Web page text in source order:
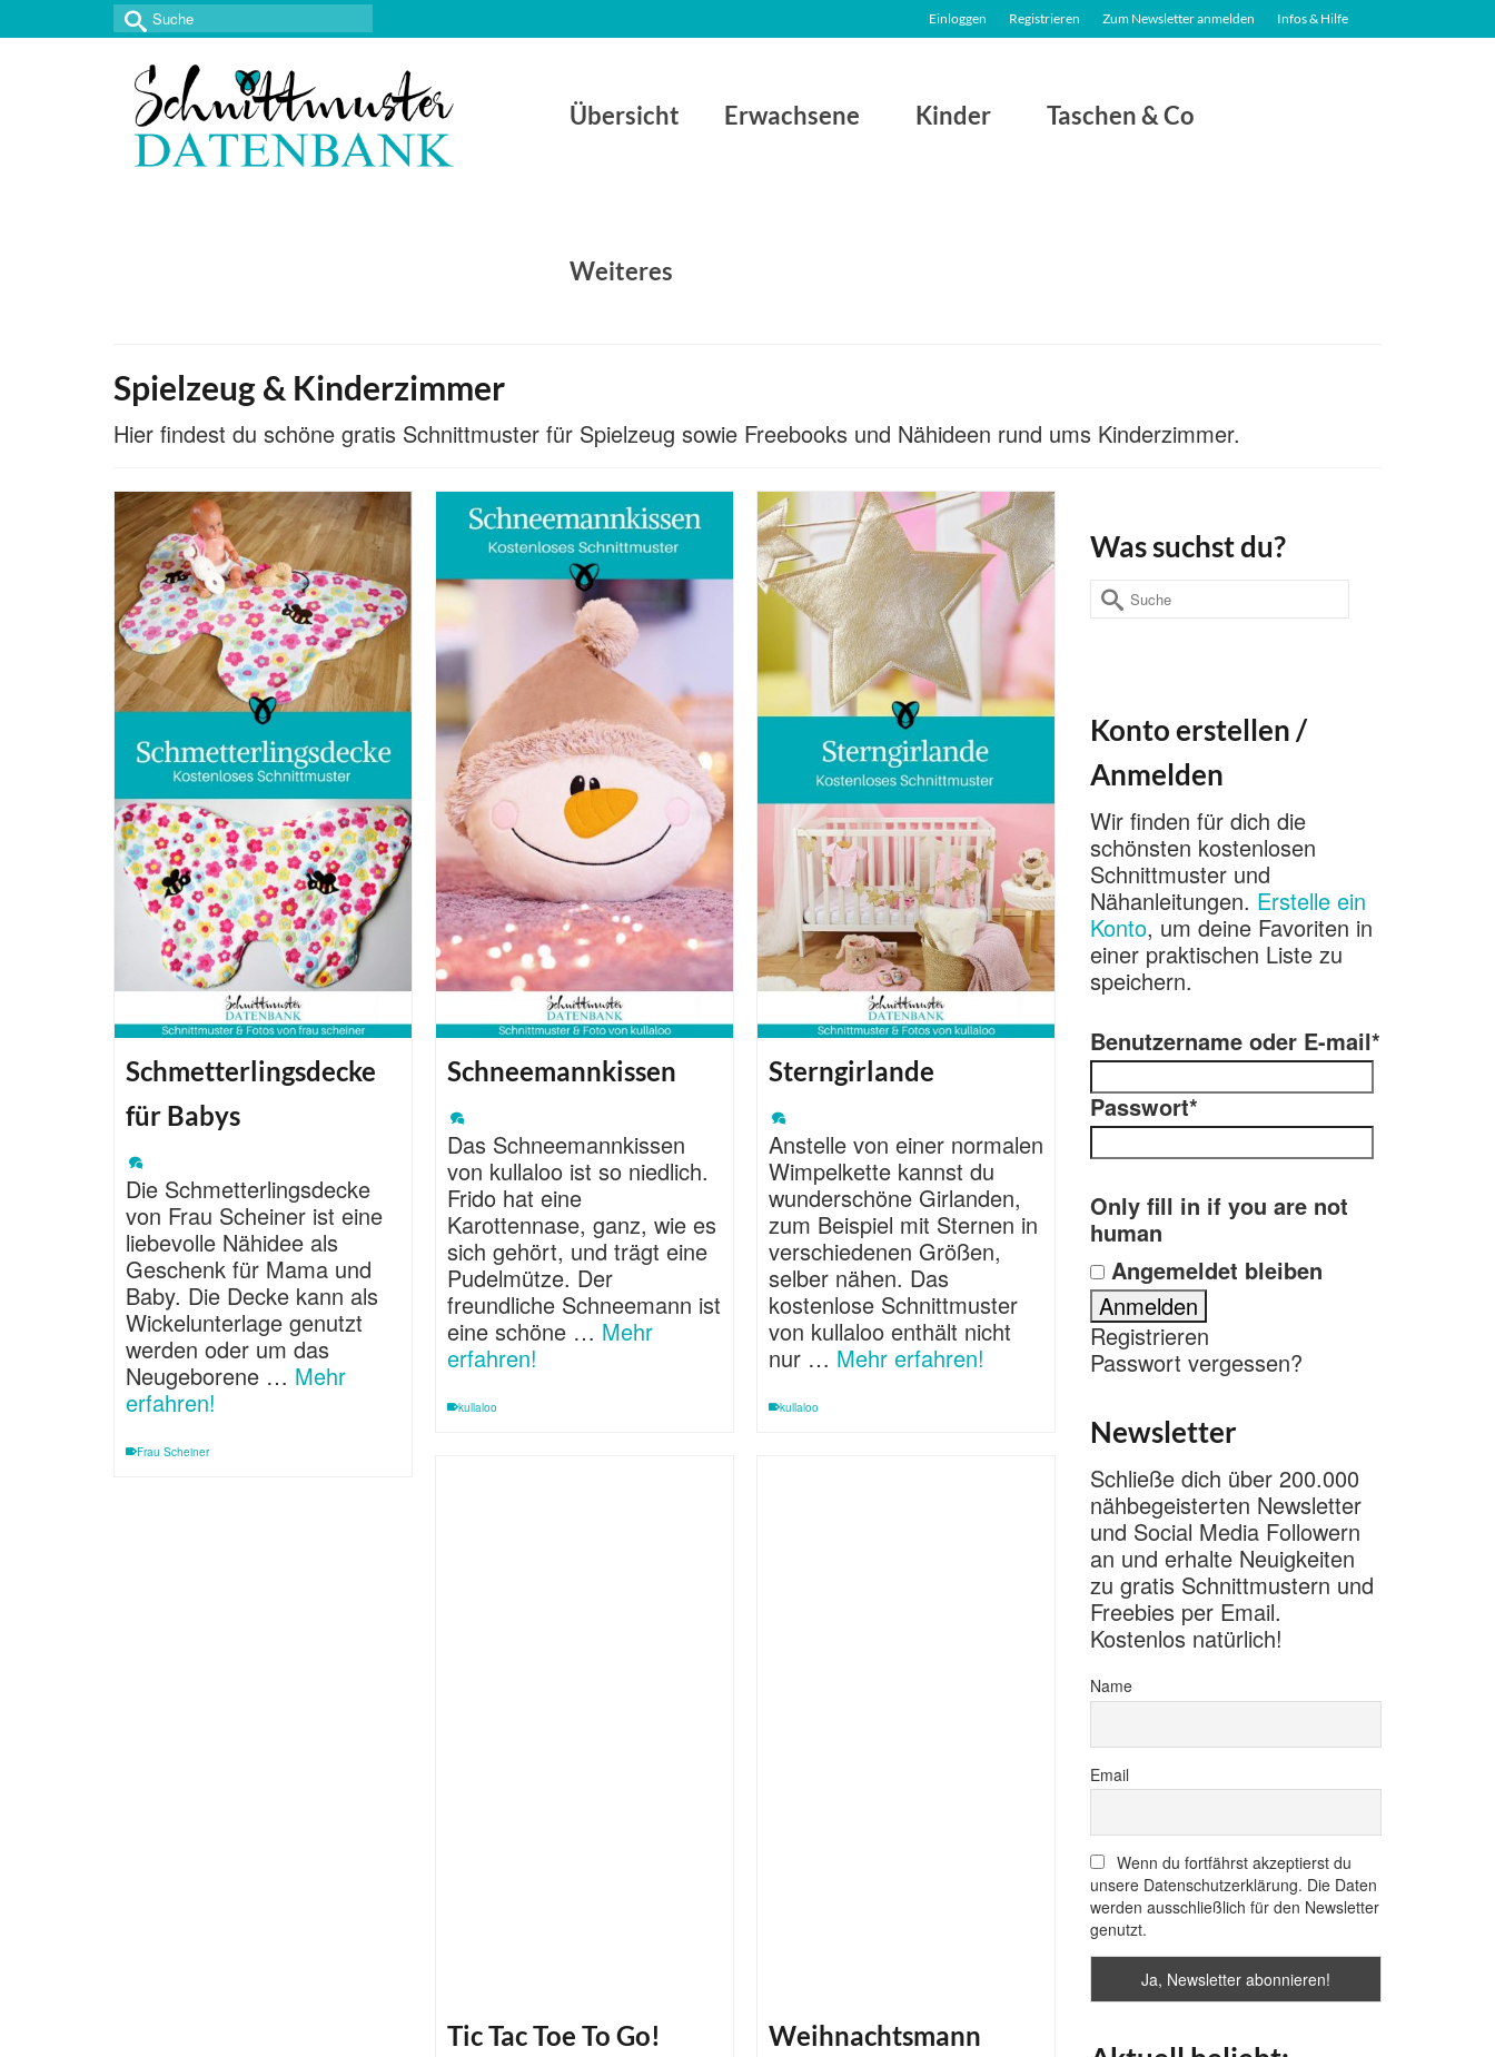
Einloggen Registrieren Zum Newsletter anmelden Infos & Hilfe
Suche
nach:
Übersicht Erwachsene Kinder Taschen & Co
Weiteres
Spielzeug & Kinderzimmer
Hier findest du schöne gratis Schnittmuster für Spielzeug sowie Freebooks und Nähideen rund ums Kinderzimmer.
Schmetterlingsdecke
für Babys
Die Schmetterlingsdecke
von Frau Scheiner ist eine
liebevolle Nähidee als
Geschenk für Mama und
Baby. Die Decke kann als
Wickelunterlage genutzt
werden oder um das
Neugeborene … Mehr
erfahren!
Frau Scheiner
Schneemannkissen
Das Schneemannkissen
von kullaloo ist so niedlich.
Frido hat eine
Karottennase, ganz, wie es
sich gehört, und trägt eine
Pudelmütze. Der
freundliche Schneemann ist
eine schöne … Mehr
erfahren!
kullaloo
Sterngirlande
Anstelle von einer normalen
Wimpelkette kannst du
wunderschöne Girlanden,
zum Beispiel mit Sternen in
verschiedenen Größen,
selber nähen. Das
kostenlose Schnittmuster
von kullaloo enthält nicht
nur … Mehr erfahren!
kullaloo
Tic Tac Toe To Go! Weihnachtsmann
Was suchst du?
Suche
nach:
Konto erstellen /
Anmelden
Wir finden für dich die
schönsten kostenlosen
Schnittmuster und
Nähanleitungen. Erstelle ein
Konto, um deine Favoriten in
einer praktischen Liste zu
speichern.
Benutzername oder E-mail*
Passwort*
Only fill in if you are not
human
Angemeldet bleiben
Registrieren
Passwort vergessen?
Newsletter
Schließe dich über 200.000
nähbegeisterten Newsletter
und Social Media Followern
an und erhalte Neuigkeiten
zu gratis Schnittmustern und
Freebies per Email.
Kostenlos natürlich!
Name
Email
Wenn du fortfährst akzeptierst du
unsere Datenschutzerklärung. Die Daten
werden ausschließlich für den Newsletter
genutzt.